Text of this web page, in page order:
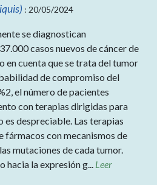
: 20/05/2024
se diagnostican
casos nuevos de cáncer de
en cuenta que se trata del tumor
de compromiso del
el número de pacientes
con terapias dirigidas para
es despreciable. Las terapias
fármacos con mecanismos de
mutaciones de cada tumor.
hacia la expresión g... Leer